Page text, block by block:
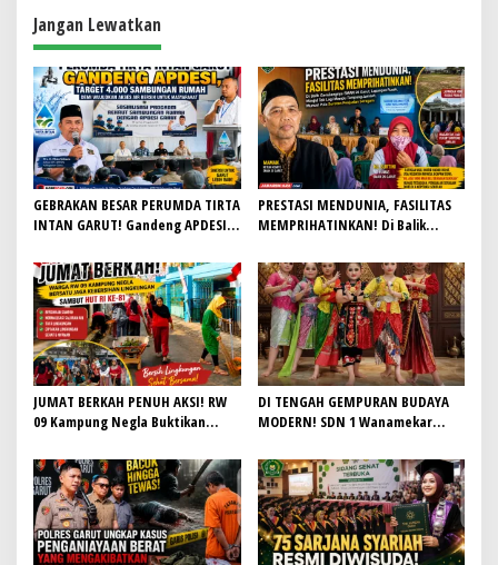
s
i
p
o
s
Jangan Lewatkan
GEBRAKAN BESAR PERUMDA TIRTA
INTAN GARUT! Gandeng APDESI,
Demi Wujudkan Akses Air Bersih
untuk Masyarakat
PRESTASI MENDUNIA, FASILITAS
MEMPRIHATINKAN! Di Balik
Lapangan Hoki Rusak, Masjid Tak
Lagi Mampu Tampung Jamaah,
Penjualan Seragam Ikut Jadi
Sorotan
JUMAT BERKAH PENUH AKSI! RW
09 Kampung Negla Buktikan
Slogan, Warga Bersatu Sambut
HUT RI ke-81
DI TENGAH GEMPURAN BUDAYA
MODERN! SDN 1 Wanamekar
Menjaga Warisan Leluhur dari
Ruang Kelas